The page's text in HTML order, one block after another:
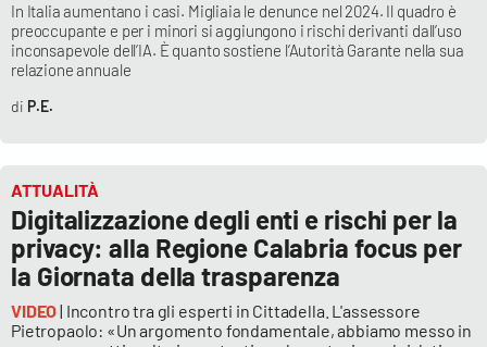
In Italia aumentano i casi. Migliaia le denunce nel 2024. Il quadro è
preoccupante e per i minori si aggiungono i rischi derivanti dall’uso
inconsapevole dell’IA. È quanto sostiene l’Autorità Garante nella sua
relazione annuale
P.E.
ATTUALITÀ
Digitalizzazione degli enti e rischi per la
privacy: alla Regione Calabria focus per
la Giornata della trasparenza
VIDEO| Incontro tra gli esperti in Cittadella. L'assessore
Pietropaolo: «Un argomento fondamentale, abbiamo messo in